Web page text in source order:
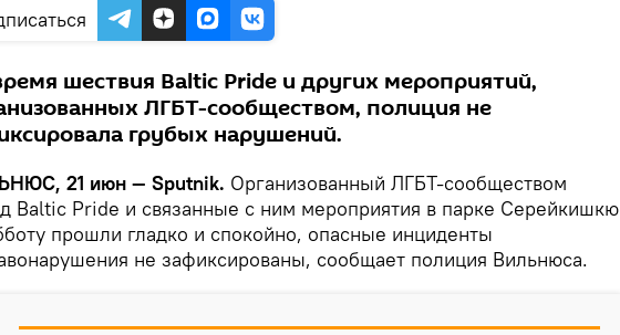
шествия Baltic Pride и других мероприятий,
ЛГБТ-сообществом, полиция не
грубых нарушений.
21 июн — Sputnik. Организованный ЛГБТ-сообществом
Baltic Pride и связанные с ним мероприятия в парке Серейкишкю
прошли гладко и спокойно, опасные инциденты
не зафиксированы, сообщает полиция Вильнюса.